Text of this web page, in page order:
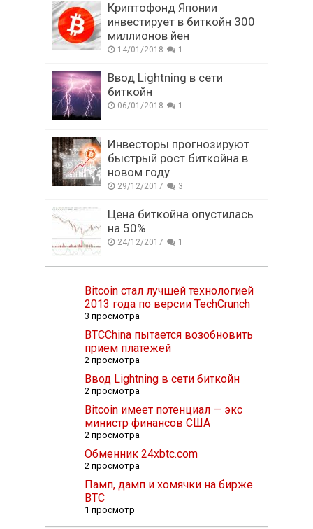
Криптофонд Японии
инвестирует в биткойн 300
миллионов йен
14/01/2018 1
Ввод Lightning в сети
биткойн
06/01/2018 1
Инвесторы прогнозируют
быстрый рост биткойна в
новом году
29/12/2017 3
Цена биткойна опустилась
на 50%
24/12/2017 1
Bitcoin стал лучшей технологией
2013 года по версии TechCrunch
3 просмотра
BTCChina пытается возобновить
прием платежей
2 просмотра
Ввод Lightning в сети биткойн
2 просмотра
Bitcoin имеет потенциал — экс
министр финансов США
2 просмотра
Обменник 24xbtc.com
2 просмотра
Памп, дамп и хомячки на бирже
BTC
1 просмотр